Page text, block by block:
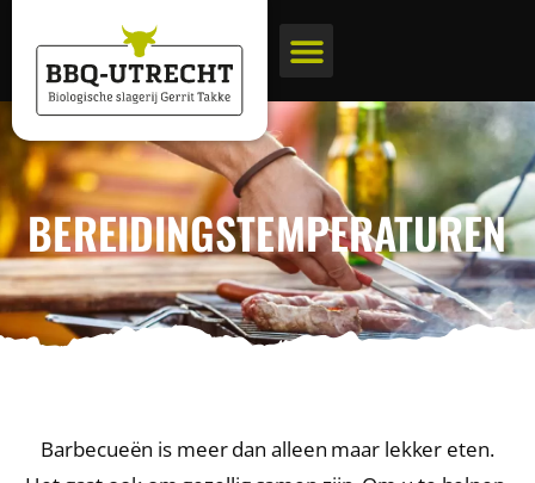
BEREIDINGSTEMPERATUREN
Barbecueën is meer dan alleen maar lekker eten.